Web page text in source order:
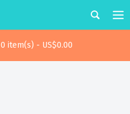
0 item(s) - US$0.00